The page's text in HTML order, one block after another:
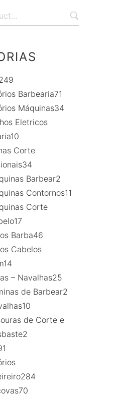
Barbearia71
Máquinas34
Eletricos
10
Corte
34
Barbear2
Contornos11
Corte
17
Barba46
Cabelos
14
– Navalhas25
de Barbear2
10
de Corte e
2
284
70